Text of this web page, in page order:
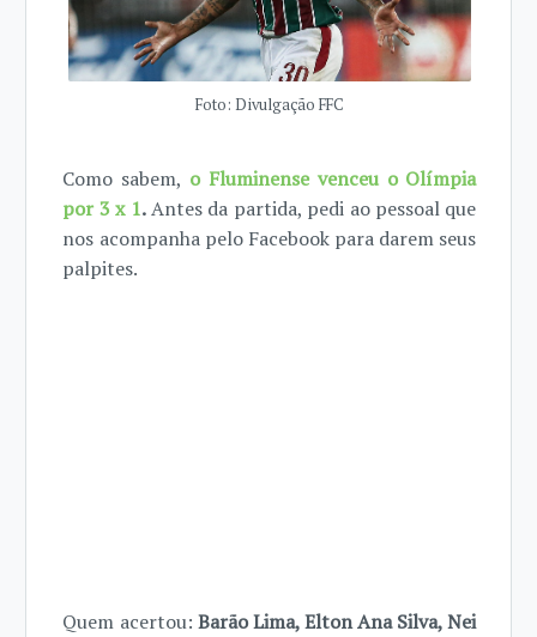
Foto: Divulgação FFC
Como sabem, o Fluminense venceu o Olímpia
por 3 x 1.Antes da partida, pedi ao pessoal que
nos acompanha pelo Facebook para darem seus
palpites.
Quem acertou: Barão Lima, Elton Ana Silva, Nei